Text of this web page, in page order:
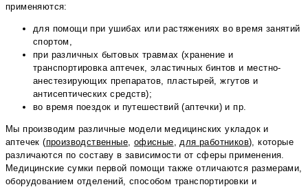
применяются:
для помощи при ушибах или растяжениях во время занятий
спортом,
при различных бытовых травмах (хранение и
транспортировка аптечек, эластичных бинтов и местно-
анестезирующих препаратов, пластырей, жгутов и
антисептических средств);
во время поездок и путешествий (аптечки) и пр.
Мы производим различные модели медицинских укладок и
аптечек (производственные офисные для работников), которые
различаются по составу в зависимости от сферы применения.
Медицинские сумки первой помощи также отличаются размерами,
оборудованием отделений, способом транспортировки и